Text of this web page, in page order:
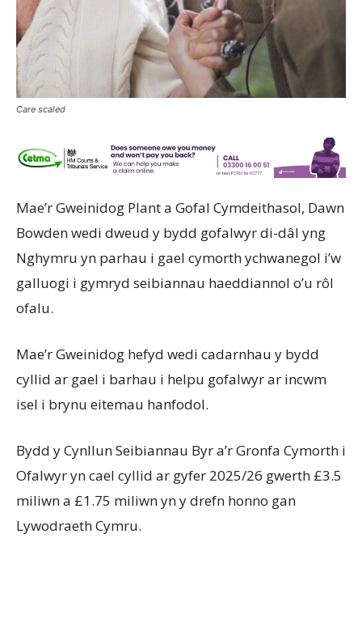
Care scaled
Mae’r Gweinidog Plant a Gofal Cymdeithasol, Dawn
Bowden wedi dweud y bydd gofalwyr di-dâl yng
Nghymru yn parhau i gael cymorth ychwanegol i’w
galluogi i gymryd seibiannau haeddiannol o’u rôl
ofalu.
Mae’r Gweinidog hefyd wedi cadarnhau y bydd
cyllid ar gael i barhau i helpu gofalwyr ar incwm
isel i brynu eitemau hanfodol.
Bydd y Cynllun Seibiannau Byr a’r Gronfa Cymorth i
Ofalwyr yn cael cyllid ar gyfer 2025/26 gwerth £3.5
miliwn a £1.75 miliwn yn y drefn honno gan
Lywodraeth Cymru.